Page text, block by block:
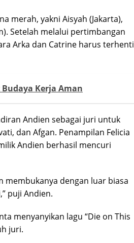
merah, yakni Aisyah (Jakarta),
Setelah melalui pertimbangan
Arka dan Catrine harus terhenti
Budaya Kerja Aman
Andien sebagai juri untuk
dan Afgan. Penampilan Felicia
Andien berhasil mencuri
membukanya dengan luar biasa
puji Andien.
menyanyikan lagu “Die on This
juri.